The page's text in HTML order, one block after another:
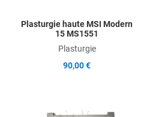
Plasturgie haute MSI Modern
15 MS1551
Plasturgie
90,00 €